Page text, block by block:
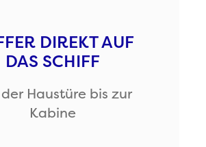
DIREKT AUF
DAS SCHIFF
Haustüre bis zur
Kabine